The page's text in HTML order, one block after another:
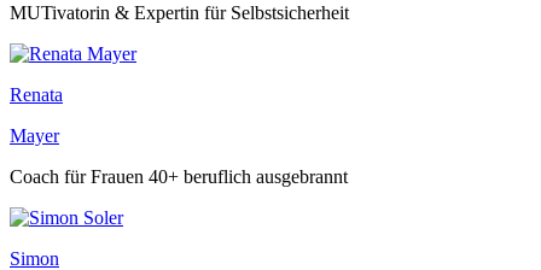
MUTivatorin & Expertin für Selbstsicherheit
Renata
Mayer
Coach für Frauen 40+ beruflich ausgebrannt
Simon